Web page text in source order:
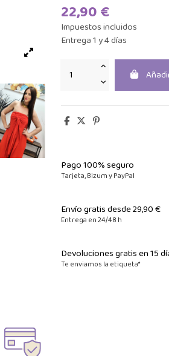
22,90 €
Impuestos incluidos
Entrega 1 y 4 días
Pago 100% seguro
Tarjeta, Bizum y PayPal
Envío gratis desde 29,90 €
Entrega en 24/48 h
Devoluciones gratis en 15
Te enviamos la etiqueta*